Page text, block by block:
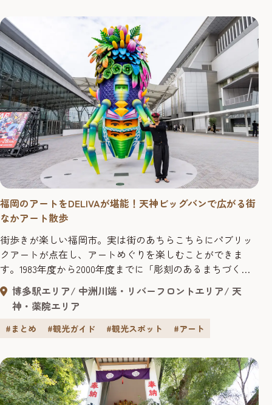
福岡のアートをDELIVAが堪能！天神ビッグバンで広がる街
なかアート散歩
街歩きが楽しい福岡市。実は街のあちらこちらにパブリッ
クアートが点在し、アートめぐりを楽しむことができま
す。1983年度から2000年度までに「彫刻のあるまちづくり
事業」が実施され、市内には25基の彫刻が設置されまし
た。さらに、近年では再開発「天神ビッグバン」により、
商業施設やオフィスビルの屋内外に新しいアートが続々登
場。街全体が“オープンミュージアム”のように彩られてい
博多駅エリア 中洲川端・リバーフロントエリア
天
神・薬院エリア
#まとめ #観光ガイド #観光スポット #アート